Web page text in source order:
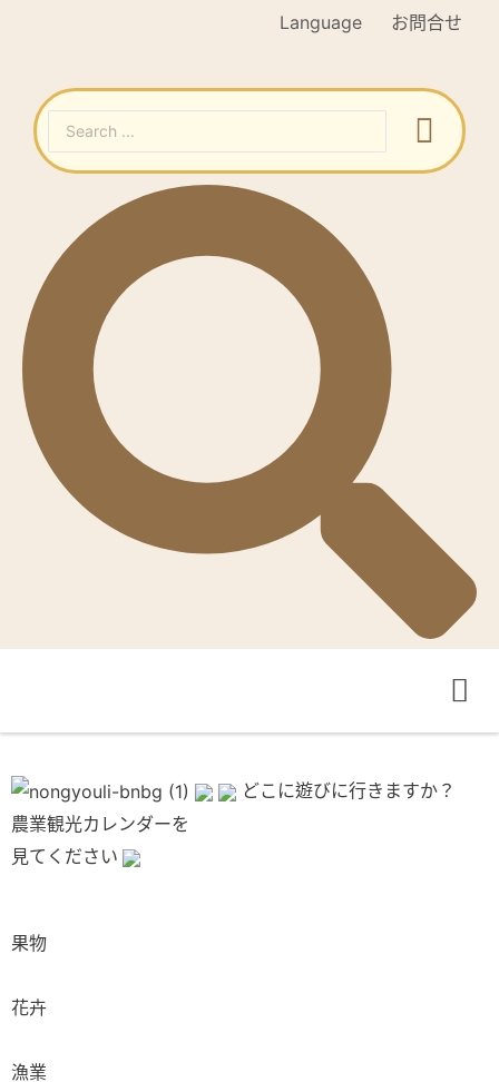
Language お問合せ
どこに遊びに行きますか？
農業観光カレンダーを
見てください
果物
花卉
漁業